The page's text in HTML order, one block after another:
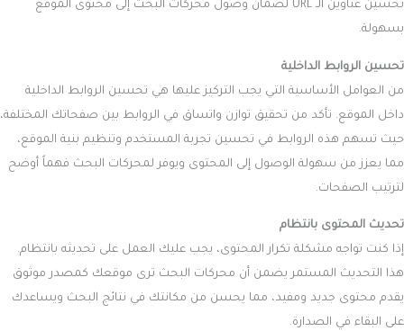
تحسين عناوين الـ URL لضمان وصول محركات البحث إلى محتوى الموقع
بسهولة.
تحسين الروابط الداخلية
من العوامل الأساسية التي يجب التركيز عليها هي تحسين الروابط الداخلية
داخل الموقع. تأكد من تحقيق توازن واتساق في الروابط بين صفحاتك المختلفة،
حيث تسهم هذه الروابط في تحسين تجربة المستخدم وتنظيم بنية الموقع،
مما يعزز من سهولة الوصول إلى المحتوى ويوفر لمحركات البحث فهماً أوضح
لترتيب الصفحات.
تحديث المحتوى بانتظام
إذا كنت تواجه مشكلة تكرار المحتوى، يجب عليك العمل على تحديثه بانتظام.
هذا التحديث المستمر يضمن أن محركات البحث ترى موقعك كمصدر موثوق
يقدم محتوى جديد ومفيد، مما يحسن من مكانتك في نتائج البحث ويساعدك
على البقاء في الصدارة.